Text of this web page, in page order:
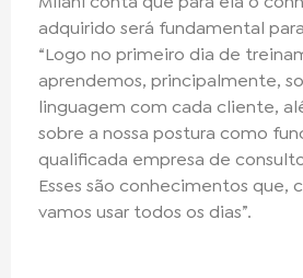
adquirido será fundamental
“Logo no primeiro dia de
aprendemos, principalmente,
linguagem com cada cliente,
sobre a nossa postura como
qualificada empresa de
Esses são conhecimentos que,
vamos usar todos os dias”.